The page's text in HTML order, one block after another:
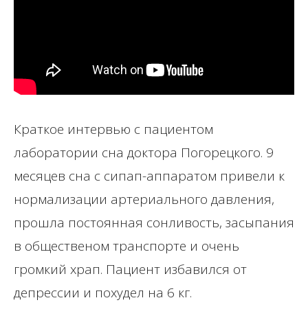
Краткое интервью с пациентом
лаборатории сна доктора Погорецкого. 9
месяцев сна с сипап-аппаратом привели к
нормализации артериального давления,
прошла постоянная сонливость, засыпания
в общественом транспорте и очень
громкий храп. Пациент избавился от
депрессии и похудел на 6 кг.